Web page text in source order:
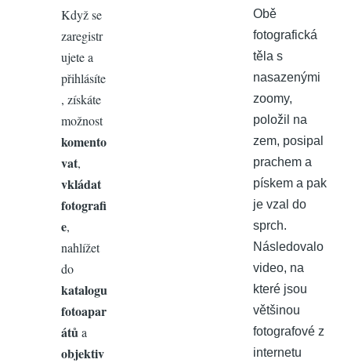
Obě
fotografická
těla s
nasazenými
zoomy,
položil na
zem, posipal
prachem a
pískem a pak
je vzal do
sprch.
Následovalo
video, na
které jsou
většinou
fotografové z
internetu
Když se
zaregistr
ujete a
přihlásíte
, získáte
možnost
komento
vat,
vkládat
fotografi
e,
nahlížet
do
katalogu
fotoapar
átů a
objektiv